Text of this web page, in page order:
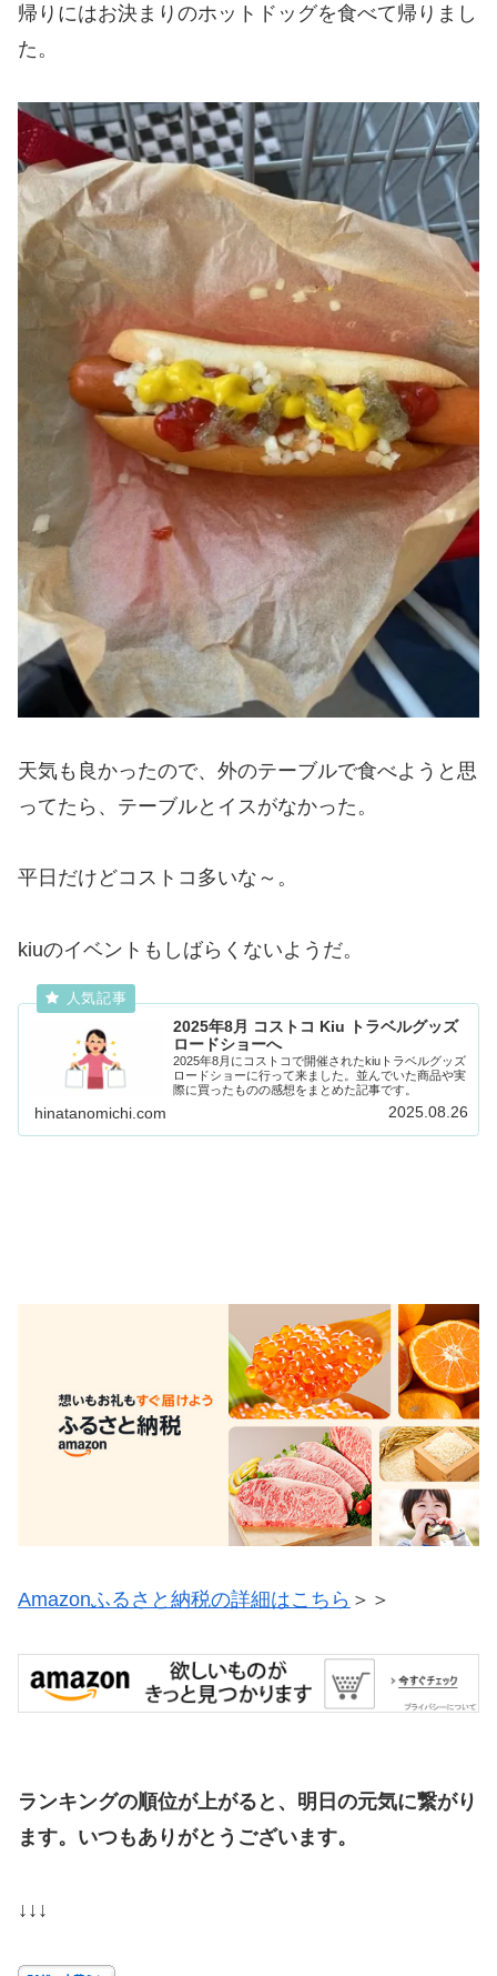
帰りにはお決まりのホットドッグを食べて帰りまし
た。
天気も良かったので、外のテーブルで食べようと思
ってたら、テーブルとイスがなかった。
平日だけどコストコ多いな～。
kiuのイベントもしばらくないようだ。
2025年8月 コストコ Kiu トラベルグッズ
ロードショーへ
2025年8月にコストコで開催されたkiuトラベルグッズ
ロードショーに行って来ました。並んでいた商品や実
際に買ったものの感想をまとめた記事です。
hinatanomichi.com 2025.08.26
Amazonふるさと納税の詳細はこちら ＞＞
ランキングの順位が上がると、明日の元気に繋がり
ます。いつもありがとうございます。
↓↓↓